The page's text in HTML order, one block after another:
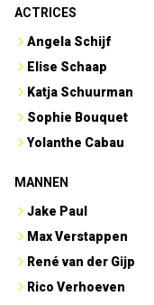
ACTRICES
Angela Schijf
Elise Schaap
Katja Schuurman
Sophie Bouquet
Yolanthe Cabau
MANNEN
Jake Paul
Max Verstappen
René van der Gijp
Rico Verhoeven